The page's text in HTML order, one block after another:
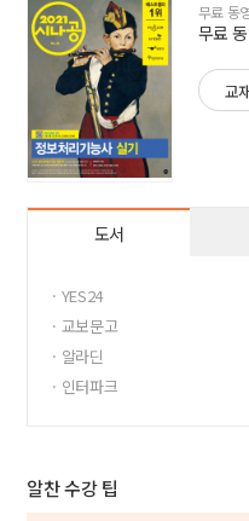
무료 동
무료
교
도서
· YES24
· 교보문고
· 알라딘
· 인터파크
알찬 수강 팁